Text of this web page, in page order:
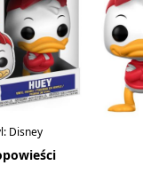
Disney